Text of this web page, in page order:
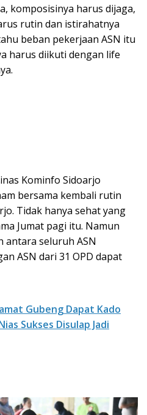
komposisinya harus dijaga,
rutin dan istirahatnya
beban pekerjaan ASN itu
harus diikuti dengan life
Kominfo Sidoarjo
bersama kembali rutin
Tidak hanya sehat yang
Jumat pagi itu. Namun
antara seluruh ASN
ASN dari 31 OPD dapat
Gubeng Dapat Kado
Sukses Disulap Jadi